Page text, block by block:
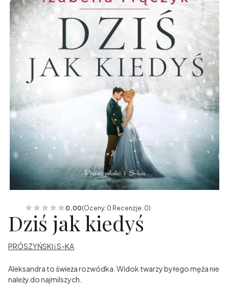
0.00(Oceny: 0 Recenzje: 0)
Dziś jak kiedyś
PRÓSZYŃSKI i S-KA
Aleksandra to świeża rozwódka. Widok twarzy byłego męża nie
należy do najmilszych.